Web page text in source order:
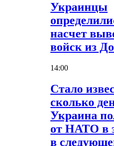
Украинцы
насчет
войск из
14:00
Стало
сколько
Украина
от НАТО в
в